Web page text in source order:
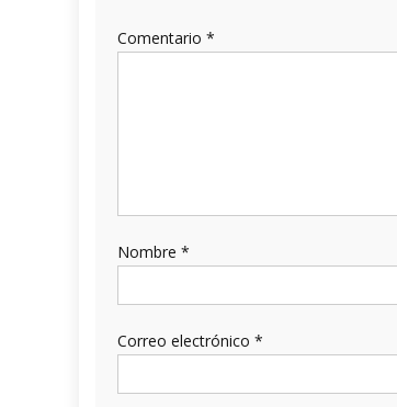
Comentario *
Nombre *
Correo electrónico *